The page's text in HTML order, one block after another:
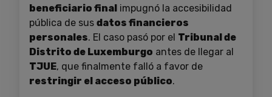
beneficiario final impugnó la accesibilidad
pública de sus datos financieros
personales. El caso pasó por el Tribunal de
Distrito de Luxemburgo antes de llegar al
TJUE, que finalmente falló a favor de
restringir el acceso público.